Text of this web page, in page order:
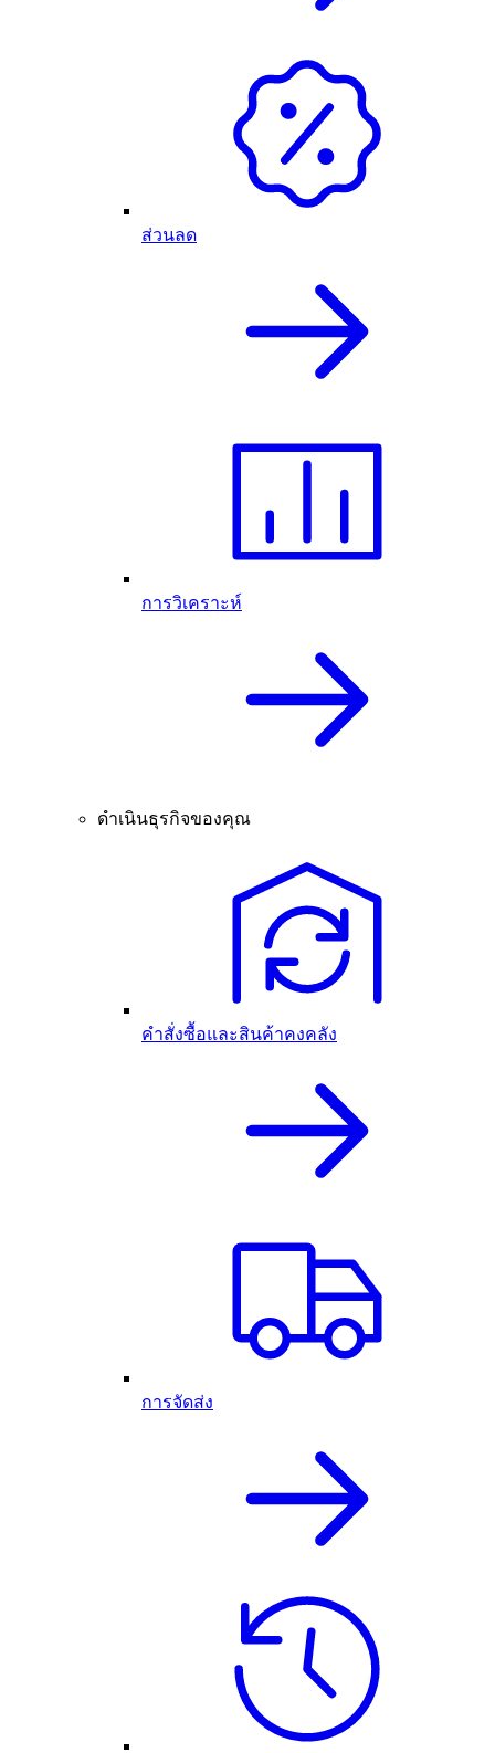
ส่วนลด
การวิเคราะห์
ดำเนินธุรกิจของคุณ
คำสั่งซื้อและสินค้าคงคลัง
การจัดส่ง